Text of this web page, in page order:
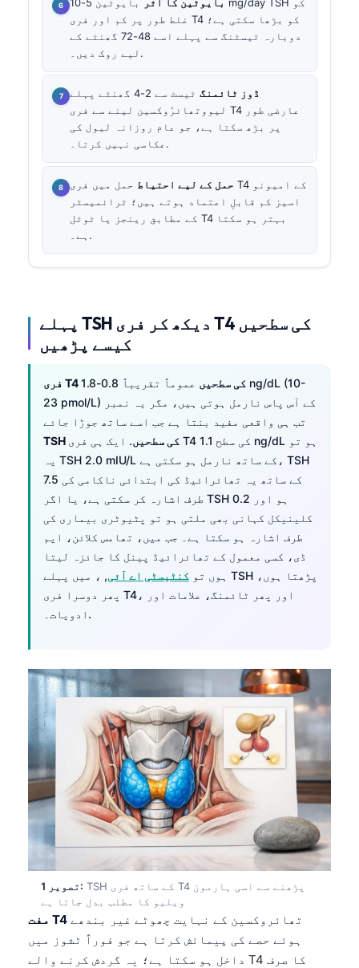
غلط طور پر کم اور فری T4 کو بڑھا سکتی ہے؛
دوبارہ ٹیسٹنگ سے پہلے اسے 48-72 گھنٹے کے
لیے روک دیں۔.
ڈوز ٹائمنگ
ٹیسٹ سے 2-4 گھنٹے پہلے
لیووتھائرُوکسین لینے سے فری T4 عارضی طور
پر بڑھ سکتا ہے، جو عام روزانہ لیول کی
عکاسی نہیں کرتا۔.
حمل کے لیے احتیاط حمل میں فری T4 کے امیونو
اسیز کم قابلِ اعتماد ہوتے ہیں؛ ٹرائمیسٹر
کے مطابق رینجز یا ٹوٹل T4 بہتر ہو سکتا
ہے۔.
پہلے TSH دیکھ کر فری T4 کی سطحیں
کیسے پڑھیں
فری T4 کی سطحیں
عموماً تقریباً 0.8-1.8 ng/dL (10-
23 pmol/L) کے آس پاس نارمل ہوتی ہیں، مگر یہ نمبر
تب ہی واقعی مفید بنتا ہے جب اسے ساتھ جوڑا جائے
TSH کی سطحیں. ایک ہی فری T4 کی سطح 1.1 ng/dL ہو تو
یہ TSH 2.0 mIU/L کے ساتھ نارمل ہو سکتی ہے، TSH
7.5 کے ساتھ یہ تھائرائیڈ کی ابتدائی ناکامی کی
طرف اشارہ کر سکتی ہے، یا اگر TSH 0.2 ہو اور
کلینیکل کہانی بھی ملتی ہو تو پٹیوٹری بیماری کی
طرف اشارہ ہو سکتا ہے۔ جب میں، تھامس کلائن، ایم
ڈی، کسی معمول کے تھائرائیڈ پینل کا جائزہ لیتا
ہوں تو کنٹیسٹی اے آئی, ، میں پہلے TSH پڑھتا ہوں،
پھر دوسرا فری T4، اور پھر ٹائمنگ، علامات اور
ادویات۔.
تصویر 1: TSH کے ساتھ فری T4 پڑھنے سے اسی ہارمون
ویلیو کا مطلب بدل جاتا ہے
مفت T4
ہوئے حصے کی پیمائش کرتا ہے جو فوراً ٹشوز میں
داخل ہو سکتا ہے؛ یہ گردش کرنے والے T4 کا صرف